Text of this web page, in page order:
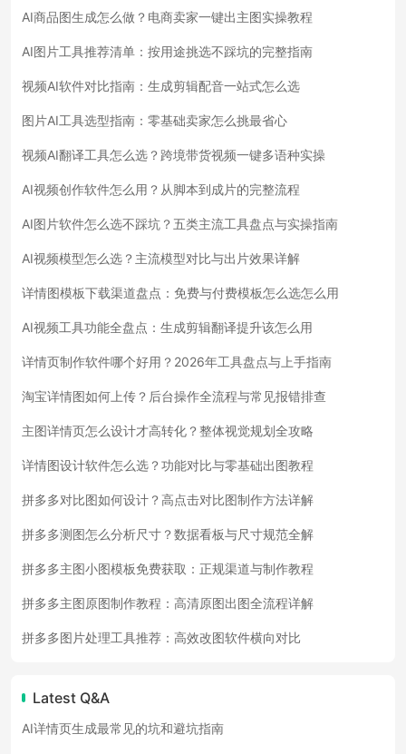
AI商品图生成怎么做？电商卖家一键出主图实操教程
AI图片工具推荐清单：按用途挑选不踩坑的完整指南
视频AI软件对比指南：生成剪辑配音一站式怎么选
图片AI工具选型指南：零基础卖家怎么挑最省心
视频AI翻译工具怎么选？跨境带货视频一键多语种实操
AI视频创作软件怎么用？从脚本到成片的完整流程
AI图片软件怎么选不踩坑？五类主流工具盘点与实操指南
AI视频模型怎么选？主流模型对比与出片效果详解
详情图模板下载渠道盘点：免费与付费模板怎么选怎么用
AI视频工具功能全盘点：生成剪辑翻译提升该怎么用
详情页制作软件哪个好用？2026年工具盘点与上手指南
淘宝详情图如何上传？后台操作全流程与常见报错排查
主图详情页怎么设计才高转化？整体视觉规划全攻略
详情图设计软件怎么选？功能对比与零基础出图教程
拼多多对比图如何设计？高点击对比图制作方法详解
拼多多测图怎么分析尺寸？数据看板与尺寸规范全解
拼多多主图小图模板免费获取：正规渠道与制作教程
拼多多主图原图制作教程：高清原图出图全流程详解
拼多多图片处理工具推荐：高效改图软件横向对比
Latest Q&A
AI详情页生成最常见的坑和避坑指南